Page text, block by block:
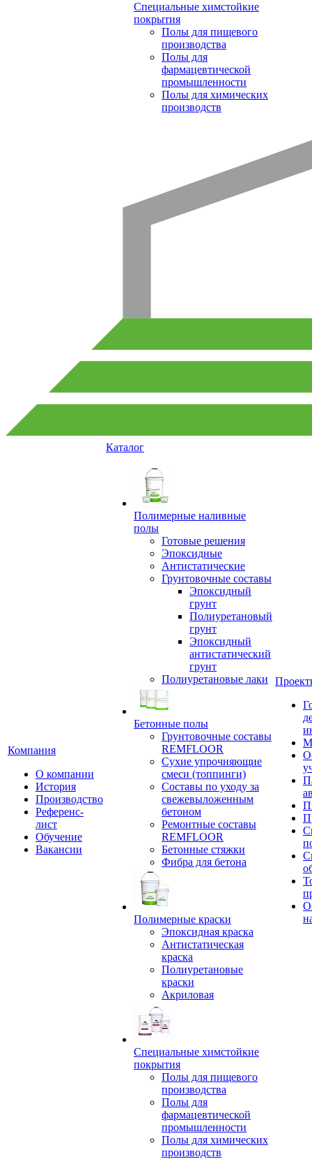
Специальные химстойкие
покрытия
Полы для пищевого
производства
Полы для
фармацевтической
промышленности
Полы для химических
производств
Компания
О компании
История
Производство
Референс-
лист
Обучение
Вакансии
Каталог
Полимерные наливные
полы
Готовые решения
Эпоксидные
Антистатические
Грунтовочные составы
Эпоксидный
грунт
Полиуретановый
грунт
Эпоксидный
антистатический
грунт
Полиуретановые лаки
Бетонные полы
Грунтовочные составы
REMFLOOR
Сухие упрочняющие
смеси (топпинги)
Составы по уходу за
свежевыложенным
бетоном
Ремонтные составы
REMFLOOR
Бетонные стяжки
Фибра для бетона
Полимерные краски
Эпоксидная краска
Антистатическая
краска
Полиуретановые
краски
Акриловая
Специальные химстойкие
покрытия
Полы для пищевого
производства
Полы для
фармацевтической
промышленности
Полы для химических
производств